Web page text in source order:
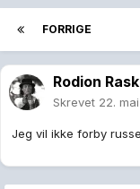
FORRIGE
Rodion
Skrevet 22.
Jeg vil ikke forby